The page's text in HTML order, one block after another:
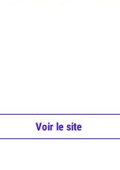
Voir le site